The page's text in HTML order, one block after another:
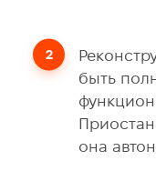
быть
она